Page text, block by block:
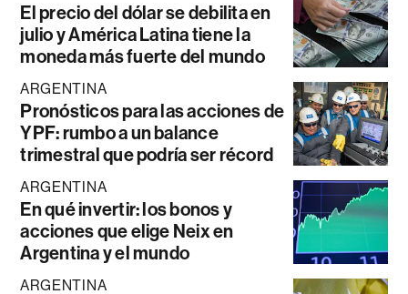
El precio del dólar se debilita en
julio y América Latina tiene la
moneda más fuerte del mundo
ARGENTINA
Pronósticos para las acciones de
YPF: rumbo a un balance
trimestral que podría ser récord
ARGENTINA
En qué invertir: los bonos y
acciones que elige Neix en
Argentina y el mundo
ARGENTINA